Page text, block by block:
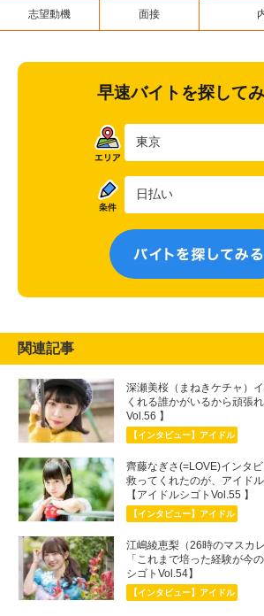
志望動機 面接
早速バイトを探して
関連記事
深瀬美桜（まねきケチャ）
くれる誰かがいるから頑張
Vol.56 】
【インタビュー】アイドル
齊藤なぎさ(=LOVE)インタ
救ってくれたのが、アイド
【アイドルシゴトVol.55 】
【インタビュー】アイドル
江嶋綾恵梨（26時のマスカ
「これまで培った経験が今
シゴトVol.54】
【インタビュー】アイドル